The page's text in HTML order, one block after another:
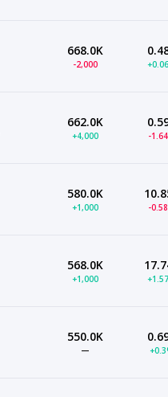
668.0K
-2,000
662.0K
+4,000 -
580.0K
+1,000 -
568.0K
+1,000
550.0K
—